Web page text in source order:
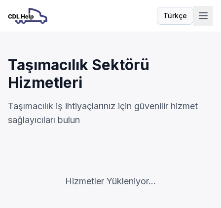
Türkçe
Dil
Taşımacılık Sektörü
Hizmetleri
Taşımacılık iş ihtiyaçlarınız için güvenilir hizmet
sağlayıcıları bulun
Hizmetler Yükleniyor...